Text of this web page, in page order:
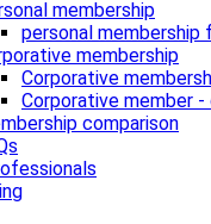
membership
personal membership
membership
Corporative
Corporative member -
comparison